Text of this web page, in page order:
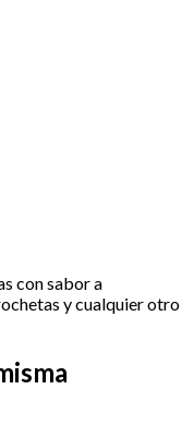
con sabor a
y cualquier otro